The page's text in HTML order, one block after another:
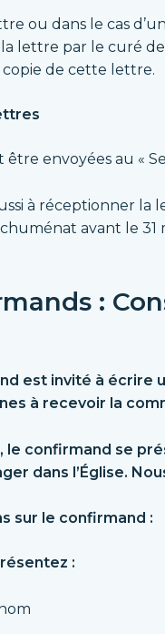
ou dans le cas
lettre par le curé
de cette lettre.
être envoyées au «
à réceptionner la
avant le
:
est invité à écrire
à recevoir la
confirmand se
dans l’Église.
sur le confirmand :
: